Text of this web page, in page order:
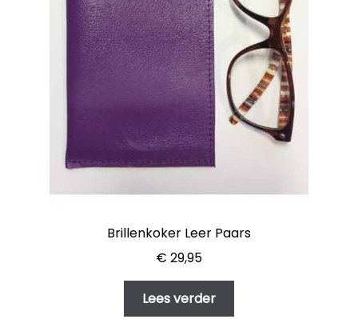
Brillenkoker Leer Paars
€ 29,95
Lees verder